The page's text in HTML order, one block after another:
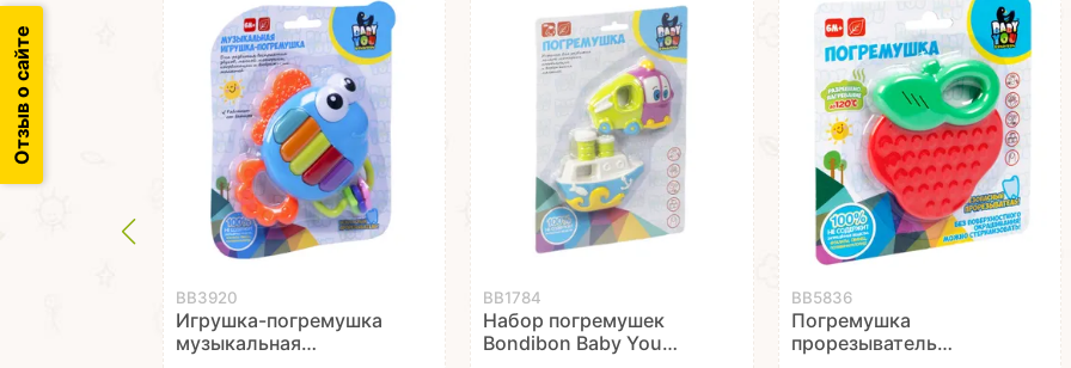
ВВ3920
Игрушка-погремушка
музыкальная
ВВ1784
Набор погремушек
Bondibon Baby You
ВВ5836
Погремушка
прорезыватель
Отзыв о сайте